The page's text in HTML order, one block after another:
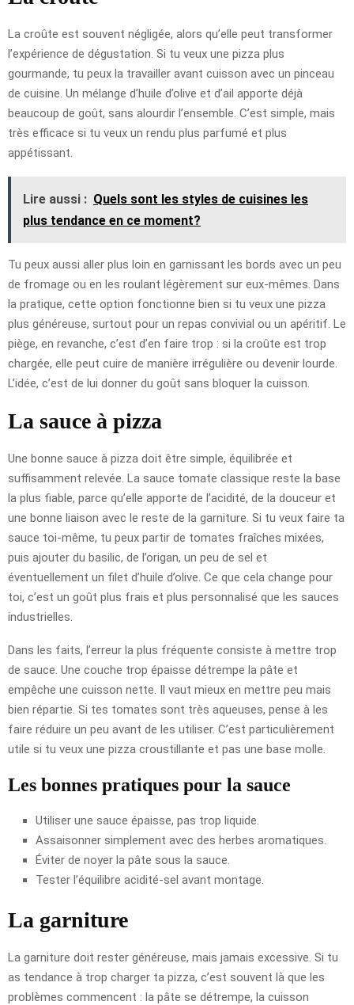
La croûte est souvent négligée, alors qu’elle peut transformer
l’expérience de dégustation. Si tu veux une pizza plus
gourmande, tu peux la travailler avant cuisson avec un pinceau
de cuisine. Un mélange d’huile d’olive et d’ail apporte déjà
beaucoup de goût, sans alourdir l’ensemble. C’est simple, mais
très efficace si tu veux un rendu plus parfumé et plus
appétissant.
Lire aussi : Quels sont les styles de cuisines les
plus tendance en ce moment?
Tu peux aussi aller plus loin en garnissant les bords avec un peu
de fromage ou en les roulant légèrement sur eux-mêmes. Dans
la pratique, cette option fonctionne bien si tu veux une pizza
plus généreuse, surtout pour un repas convivial ou un apéritif. Le
piège, en revanche, c’est d’en faire trop : si la croûte est trop
chargée, elle peut cuire de manière irrégulière ou devenir lourde.
L’idée, c’est de lui donner du goût sans bloquer la cuisson.
La sauce à pizza
Une bonne sauce à pizza doit être simple, équilibrée et
suffisamment relevée. La sauce tomate classique reste la base
la plus fiable, parce qu’elle apporte de l’acidité, de la douceur et
une bonne liaison avec le reste de la garniture. Si tu veux faire ta
sauce toi-même, tu peux partir de tomates fraîches mixées,
puis ajouter du basilic, de l’origan, un peu de sel et
éventuellement un filet d’huile d’olive. Ce que cela change pour
toi, c’est un goût plus frais et plus personnalisé que les sauces
industrielles.
Dans les faits, l’erreur la plus fréquente consiste à mettre trop
de sauce. Une couche trop épaisse détrempe la pâte et
empêche une cuisson nette. Il vaut mieux en mettre peu mais
bien répartie. Si tes tomates sont très aqueuses, pense à les
faire réduire un peu avant de les utiliser. C’est particulièrement
utile si tu veux une pizza croustillante et pas une base molle.
Les bonnes pratiques pour la sauce
Utiliser une sauce épaisse, pas trop liquide.
Assaisonner simplement avec des herbes aromatiques.
Éviter de noyer la pâte sous la sauce.
Tester l’équilibre acidité-sel avant montage.
La garniture
La garniture doit rester généreuse, mais jamais excessive. Si tu
as tendance à trop charger ta pizza, c’est souvent là que les
problèmes commencent : la pâte se détrempe, la cuisson